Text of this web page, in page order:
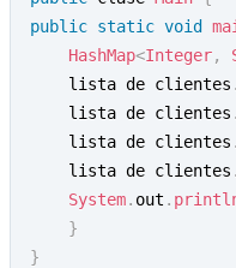
public static void
HashMap<Integer,
	lista de clientes
.
	lista de clientes
.
	lista de clientes
.
	lista de clientes
.
System. out .
}
}